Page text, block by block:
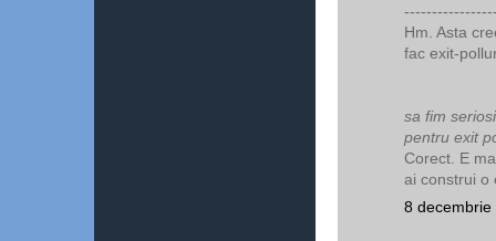
Hm. Asta
fac exit-
sa fim
pentru exit
Corect. E
ai construi o
8